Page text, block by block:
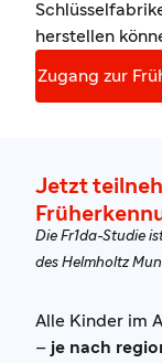
herstellen
Zugang zur
Jetzt
Die Fr1da-Studie
des Helmholtz
Alle Kinder im
– je nach